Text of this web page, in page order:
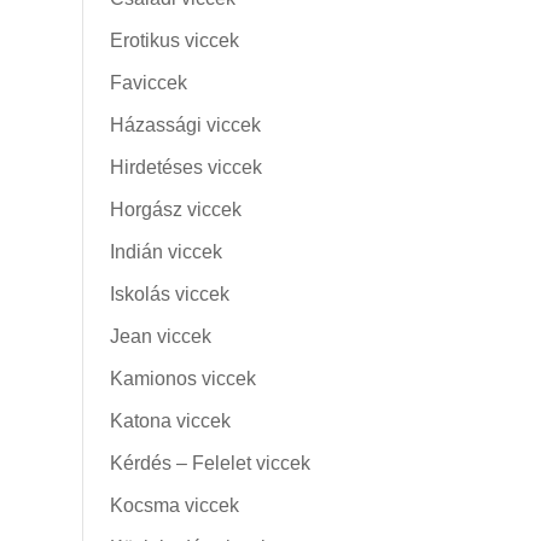
Erotikus viccek
Faviccek
Házassági viccek
Hirdetéses viccek
Horgász viccek
Indián viccek
Iskolás viccek
Jean viccek
Kamionos viccek
Katona viccek
Kérdés – Felelet viccek
Kocsma viccek